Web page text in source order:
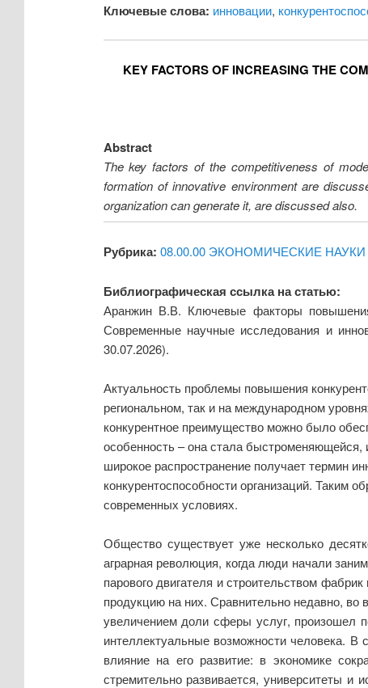
Ключевые слова: инновации,
KEY FACTORS OF INCREASING THE
Abstract
The key factors of the competitiveness of
formation of innovative environment are
organization can generate it, are discussed also.
Рубрика: 08.00.00 ЭКОНОМИЧЕСКИЕ НАУКИ
Библиографическая ссылка на статью:
Аранжин В.В. Ключевые факторы повышения
Современные научные исследования и
30.07.2026).
Актуальность проблемы повышения
региональном, так и на международном
конкурентное преимущество можно было
особенность – она стала
широкое распространение получает термин
конкурентоспособности организаций. Таким
современных условиях.
Общество существует уже несколько
аграрная революция, когда люди начали
парового двигателя и строительством
продукцию на них. Сравнительно недавно, во
увеличением доли сферы услуг, произошел
интеллектуальные возможности человека.
влияние на его развитие: в экономике
стремительно развивается, университеты и